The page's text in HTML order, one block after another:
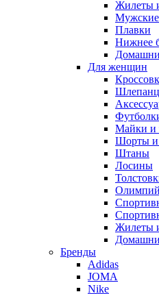
Жилеты
Плавки
Нижнее
Для женщин
Майки и
Шорты
Штаны
Лосины
Жилеты
Бренды
Adidas
JOMA
Nike